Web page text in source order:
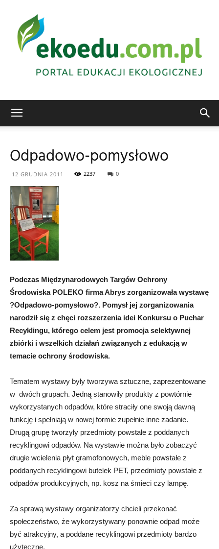
ekologiczna
Odpadowo-pomysłowo
12 GRUDNIA 2011 2237 0
Podczas Międzynarodowych Targów Ochrony
Środowiska POLEKO firma Abrys zorganizowała wystawę
?Odpadowo-pomysłowo?. Pomysł jej zorganizowania
narodził się z chęci rozszerzenia idei Konkursu o Puchar
Recyklingu, którego celem jest promocja selektywnej
zbiórki i wszelkich działań związanych z edukacją w
temacie ochrony środowiska.
Tematem wystawy były tworzywa sztuczne, zaprezentowane
w dwóch grupach. Jedną stanowiły produkty z powtórnie
wykorzystanych odpadów, które straciły one swoją dawną
funkcję i spełniają w nowej formie zupełnie inne zadanie.
Drugą grupę tworzyły przedmioty powstałe z poddanych
recyklingowi odpadów. Na wystawie można było zobaczyć
drugie wcielenia płyt gramofonowych, meble powstałe z
poddanych recyklingowi butelek PET, przedmioty powstałe z
odpadów produkcyjnych, np. kosz na śmieci czy lampę.
Za sprawą wystawy organizatorzy chcieli przekonać
społeczeństwo, że wykorzystywany ponownie odpad może
być atrakcyjny, a poddane recyklingowi przedmioty bardzo
użyteczne.